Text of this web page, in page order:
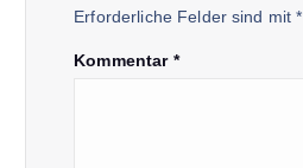
Erforderliche Felder sind mit*
Kommentar *